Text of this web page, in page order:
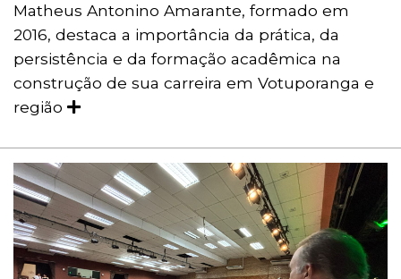
Matheus Antonino Amarante, formado em
2016, destaca a importância da prática, da
persistência e da formação acadêmica na
construção de sua carreira em Votuporanga e
região